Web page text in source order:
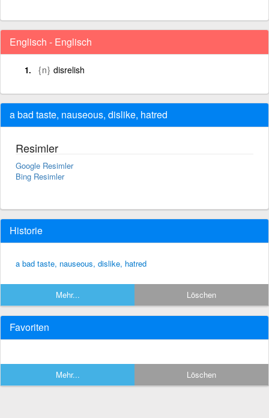
Englisch - Englisch
{n} disrelish
a bad taste, nauseous, dislike, hatred
Resimler
Google Resimler
Bing Resimler
Historie
a bad taste, nauseous, dislike, hatred
Mehr... Löschen
Favoriten
Mehr... Löschen